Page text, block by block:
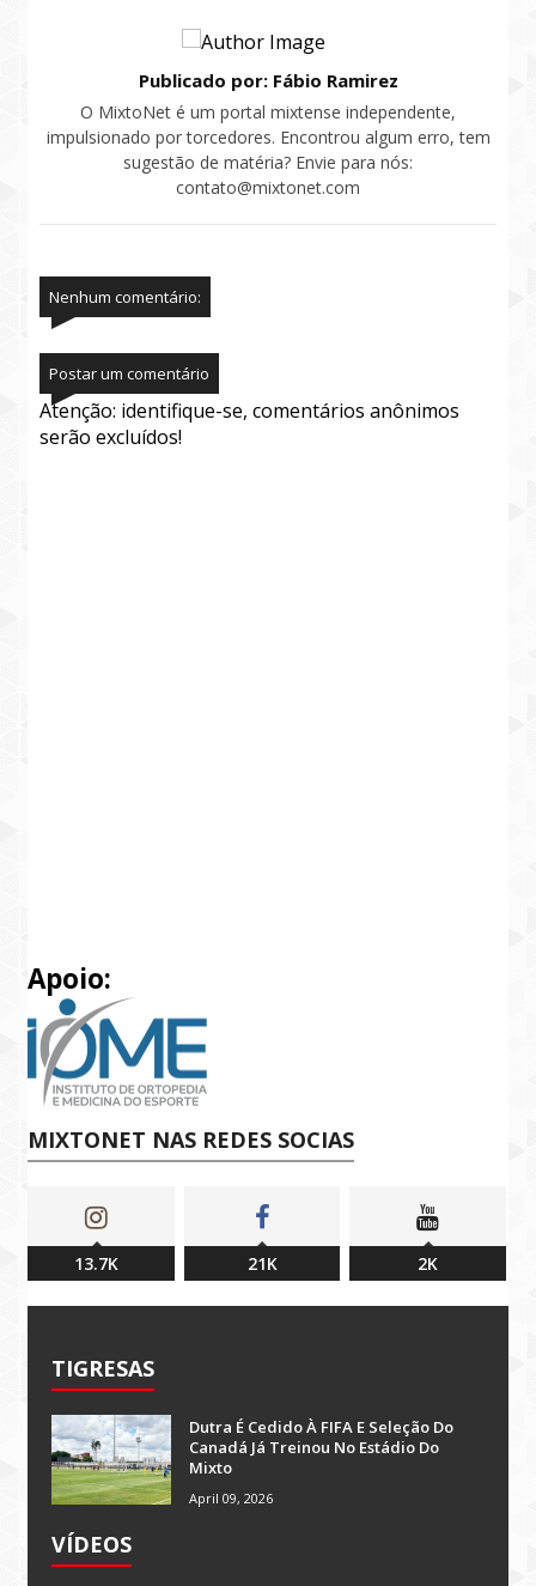
Publicado por: Fábio Ramirez
O MixtoNet é um portal mixtense independente,
impulsionado por torcedores. Encontrou algum erro, tem
sugestão de matéria? Envie para nós:
contato@mixtonet.com
Nenhum comentário:
Postar um comentário
Atenção: identifique-se, comentários anônimos
serão excluídos!
Apoio:
MIXTONET NAS REDES SOCIAS
13.7K 21K 2K
TIGRESAS
Dutra É Cedido À FIFA E Seleção Do
Canadá Já Treinou No Estádio Do
Mixto
April 09, 2026
VÍDEOS